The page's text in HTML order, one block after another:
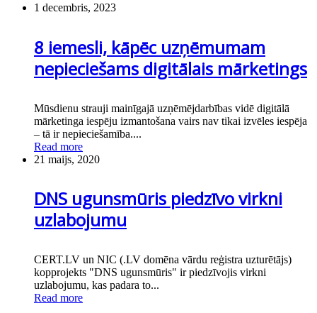
1 decembris, 2023
8 iemesli, kāpēc uzņēmumam
nepieciešams digitālais mārketings
Mūsdienu strauji mainīgajā uzņēmējdarbības vidē digitālā
mārketinga iespēju izmantošana vairs nav tikai izvēles iespēja
– tā ir nepieciešamība....
Read more
21 maijs, 2020
DNS ugunsmūris piedzīvo virkni
uzlabojumu
CERT.LV un NIC (.LV domēna vārdu reģistra uzturētājs)
kopprojekts "DNS ugunsmūris" ir piedzīvojis virkni
uzlabojumu, kas padara to...
Read more